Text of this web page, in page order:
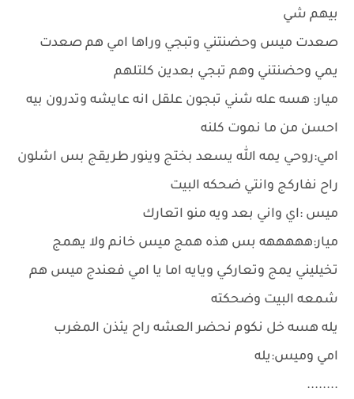
بيهم شي
صعدت ميس وحضنتني وتبجي وراها امي هم صعدت
يمي وحضنتني وهم تبجي بعدين كلتلهم
ميار: هسه عله شني تبجون علقل انه عايشه وتدرون بيه
احسن من ما نموت كلنه
امي:روحي يمه الله يسعد بختج وينور طريقج بس اشلون
راح نفاركج وانتي ضحكه البيت
ميس :اي واني بعد ويه منو اتعارك
ميار:هههههه بس هذه همج ميس خانم وﻻ يهمج
تخيليني يمج وتعاركي ويايه اما يا امي فعندج ميس هم
شمعه البيت وضحكته
يله هسه خل نكوم نحضر العشه راح يئذن المغرب
امي وميس:يله
........